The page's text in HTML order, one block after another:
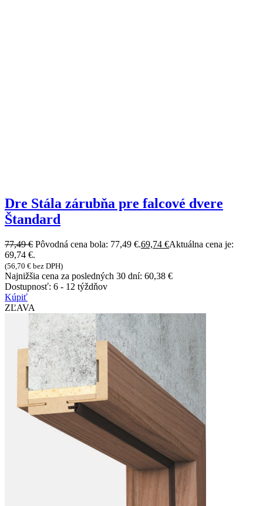
Dre Stála zárubňa pre falcové dvere
Štandard
77,49€ Pôvodná cena bola: 77,49 €.69,74 €Aktuálna cena je:
69,74 €.
(56,70 € bez DPH)
Najnižšia cena za posledných 30 dní: 60,38 €
Dostupnosť: 6 - 12 týždňov
Kúpiť
ZĽAVA